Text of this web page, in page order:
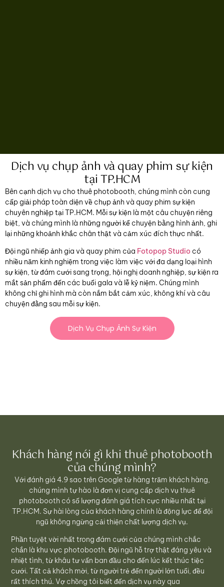
Dịch vụ chụp ảnh và quay phim sự kiện
tại TP.HCM
Bên cạnh dịch vụ cho thuê photobooth, chúng mình còn cung
cấp giải pháp toàn diện về chụp ảnh và quay phim sự kiện
chuyên nghiệp tại TP.HCM. Mỗi sự kiện là một câu chuyện riêng
biệt, và chúng mình là những người kể chuyện bằng hình ảnh, ghi
lại những khoảnh khắc chân thật và cảm xúc đích thực nhất.
Đội ngũ nhiếp ảnh gia và quay phim của Fotopop Studio có
nhiều năm kinh nghiệm trong việc làm việc với đa dạng loại hình
sự kiện, từ đám cưới sang trọng, hội nghị doanh nghiệp, sự kiện ra
mắt sản phẩm đến các buổi gala và lễ kỷ niệm. Chúng mình
không chỉ ghi hình mà còn nắm bắt cảm xúc, không khí và câu
chuyện đằng sau mỗi sự kiện.
Dịch Vụ Chụp Ảnh Sự Kiện
Khách hàng nói gì khi thuê photobooth
của chúng mình?
Với đánh giá 4.9 sao trên Google từ hàng trăm khách hàng,
chúng mình tự hào là đơn vị cung cấp dịch vụ thuê
photobooth có số lượng đánh giá tích cực nhiều nhất tại
TP.HCM. Sự hài lòng của khách hàng chính là động lực để đội
ngũ không ngừng cải thiện chất lượng dịch vụ.
Phần tuyệt vời nhất trong đám cưới của chúng mình chắc
chắn là khu vực photobooth. Đội ngũ hỗ trợ thật đáng yêu và
nhiệt tình, từ khâu tư vấn ban đầu cho đến lúc kết thúc tiệc
cưới. Tất cả khách mời, từ người trẻ đến người lớn tuổi, đều
rất thích thú. Vợ chồng tôi biết đến dịch vụ này qua